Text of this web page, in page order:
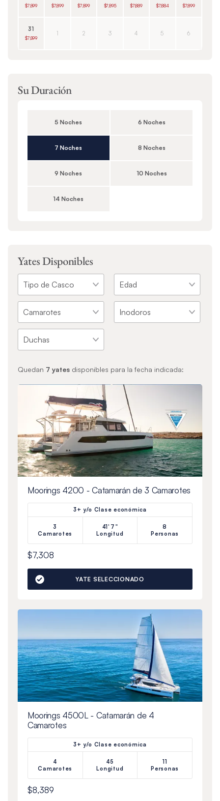
$7,899 $7,899 $7,899 $7,895 $7,889 $7,884 $7,899
31
$7,899
1 2 3 4 5 6
Su Duración
5 Noches 6 Noches
7 Noches 8 Noches
9 Noches 10 Noches
14 Noches
Yates Disponibles
Quedan 7 yatesdisponibles para la fecha indicada:
Moorings 4200 - Catamarán de 3 Camarotes
3+ y/o Clase económica
3
Camarotes
41'7"
Longitud
8
Personas
$7,308
YATE SELECCIONADO
Moorings 4500L - Catamarán de 4
Camarotes
3+ y/o Clase económica
4
Camarotes
45
Longitud
11
Personas
$8,389